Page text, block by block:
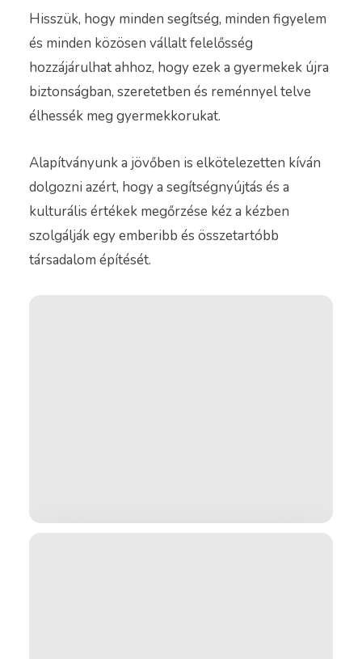
Hisszük, hogy minden segítség, minden figyelem
és minden közösen vállalt felelősség
hozzájárulhat ahhoz, hogy ezek a gyermekek újra
biztonságban, szeretetben és reménnyel telve
élhessék meg gyermekkorukat.
Alapítványunk a jövőben is elkötelezetten kíván
dolgozni azért, hogy a segítségnyújtás és a
kulturális értékek megőrzése kéz a kézben
szolgálják egy emberibb és összetartóbb
társadalom építését.